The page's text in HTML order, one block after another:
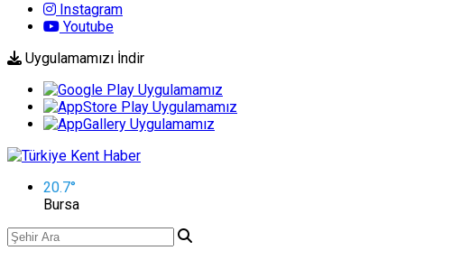
Instagram
Youtube
Uygulamamızı İndir
20.7°
Bursa